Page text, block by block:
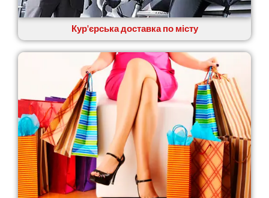
Кур'єрська доставка по місту